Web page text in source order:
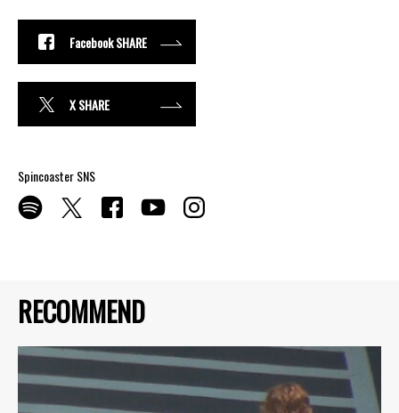
RECOMMEND
Facebook SHARE
X SHARE
Spincoaster SNS